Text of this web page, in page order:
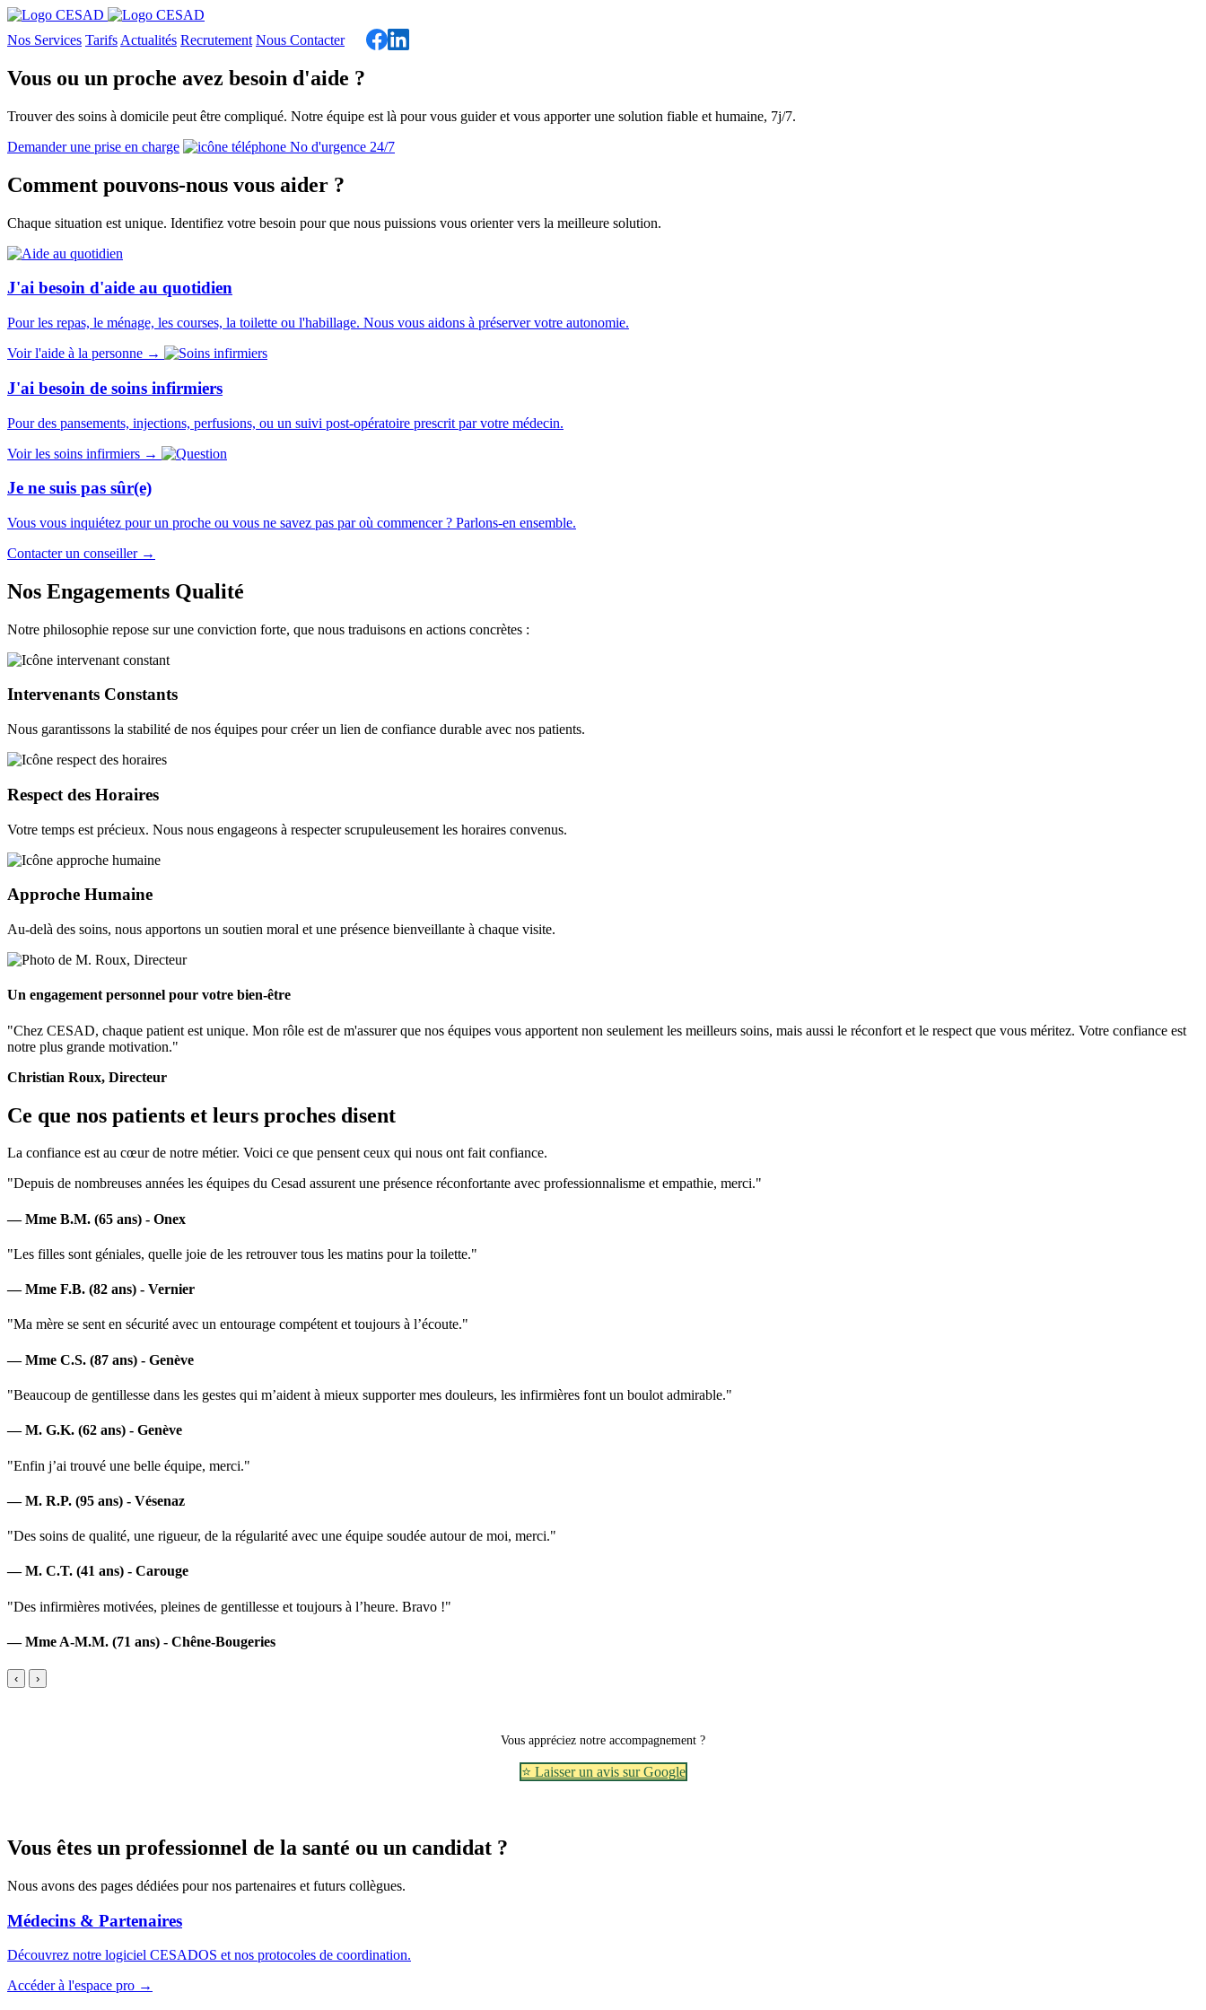
Nos Services Tarifs Actualités Recrutement Nous Contacter
Vous ou un proche avez besoin d'aide ?
Trouver des soins à domicile peut être compliqué. Notre équipe est là pour vous guider et vous apporter une solution fiable et humaine, 7j/7.
Demander une prise en charge
No d'urgence 24/7
Comment pouvons-nous vous aider ?
Chaque situation est unique. Identifiez votre besoin pour que nous puissions vous orienter vers la meilleure solution.
J'ai besoin d'aide au quotidien
Pour les repas, le ménage, les courses, la toilette ou l'habillage. Nous vous aidons à préserver votre autonomie.
Voir l'aide à la personne →
J'ai besoin de soins infirmiers
Pour des pansements, injections, perfusions, ou un suivi post-opératoire prescrit par votre médecin.
Voir les soins infirmiers →
Je ne suis pas sûr(e)
Vous vous inquiétez pour un proche ou vous ne savez pas par où commencer ? Parlons-en ensemble.
Contacter un conseiller →
Nos Engagements Qualité
Notre philosophie repose sur une conviction forte, que nous traduisons en actions concrètes :
Intervenants Constants
Nous garantissons la stabilité de nos équipes pour créer un lien de confiance durable avec nos patients.
Respect des Horaires
Votre temps est précieux. Nous nous engageons à respecter scrupuleusement les horaires convenus.
Approche Humaine
Au-delà des soins, nous apportons un soutien moral et une présence bienveillante à chaque visite.
Un engagement personnel pour votre bien-être
"Chez CESAD, chaque patient est unique. Mon rôle est de m'assurer que nos équipes vous apportent non seulement les meilleurs soins, mais aussi le réconfort et le respect que vous méritez. Votre confiance est
notre plus grande motivation."
Christian Roux, Directeur
Ce que nos patients et leurs proches disent
La confiance est au cœur de notre métier. Voici ce que pensent ceux qui nous ont fait confiance.
"Depuis de nombreuses années les équipes du Cesad assurent une présence réconfortante avec professionnalisme et empathie, merci."
— Mme B.M. (65 ans) - Onex
"Les filles sont géniales, quelle joie de les retrouver tous les matins pour la toilette."
— Mme F.B. (82 ans) - Vernier
"Ma mère se sent en sécurité avec un entourage compétent et toujours à l’écoute."
— Mme C.S. (87 ans) - Genève
"Beaucoup de gentillesse dans les gestes qui m’aident à mieux supporter mes douleurs, les infirmières font un boulot admirable."
— M. G.K. (62 ans) - Genève
"Enfin j’ai trouvé une belle équipe, merci."
— M. R.P. (95 ans) - Vésenaz
"Des soins de qualité, une rigueur, de la régularité avec une équipe soudée autour de moi, merci."
— M. C.T. (41 ans) - Carouge
"Des infirmières motivées, pleines de gentillesse et toujours à l’heure. Bravo !"
— Mme A-M.M. (71 ans) - Chêne-Bougeries
‹ ›
Vous appréciez notre accompagnement ?
⭐ Laisser un avis sur Google
Vous êtes un professionnel de la santé ou un candidat ?
Nous avons des pages dédiées pour nos partenaires et futurs collègues.
Médecins & Partenaires
Découvrez notre logiciel CESADOS et nos protocoles de coordination.
Accéder à l'espace pro →